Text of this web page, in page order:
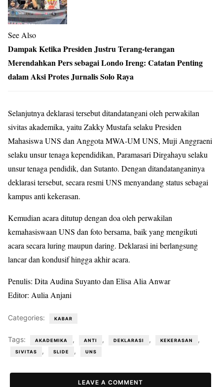
See Also
Dampak Ketika Presiden Justru Terang-terangan
Merendahkan Pers sebagai Londo Ireng: Catatan Penting
dalam Aksi Protes Jurnalis Solo Raya
Selanjutnya deklarasi tersebut ditandatangani oleh perwakilan
sivitas akademika, yaitu Zakky Mustafa selaku Presiden
Mahasiswa UNS dan Anggota MWA-UM UNS, Muji Anggraeni
selaku unsur tenaga kependidikan, Paramasari Dirgahayu selaku
unsur tenaga pendidik, dan Sutanto. Dengan ditandatanganinya
deklarasi tersebut, secara resmi UNS menyandang status sebagai
kampus anti kekerasan.
Kemudian acara ditutup dengan doa oleh perwakilan
kemahasiswaan UNS dan foto bersama, baik yang mengikuti
acara secara luring maupun daring. Deklarasi ini berlangsung
lancar dan kondusif hingga akhir acara.
Penulis: Dita Audina Suyanto dan Elisa Alia Anwar
Editor: Aulia Anjani
Categories: KABAR
Tags: AKADEMIKA , ANTI , DEKLARASI , KEKERASAN ,
SIVITAS , SLIDE , UNS
LEAVE A COMMENT